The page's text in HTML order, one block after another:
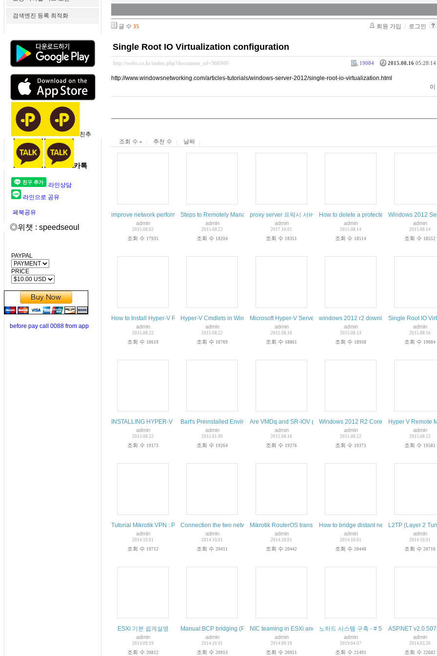
검색엔진 등록 최적화
친추
카톡
라인상담
라인으로 공유
페북공유
◎위챗 : speedseoul
PAYPAL
PRICE
before pay call 0088 from app
글 수 35 회원 가입 로그인
Single Root IO Virtualization configuration
http://webs.co.kr/index.php?document_srl=366900 2015.08.16
19084
http://www.windowsnetworking.com/articles-tutorials/windows-server-2012/single-root-io-virtualization.html
이
조회 수 추천 수 날짜
improve network performance w/ SR-IOV 실제 적용 트러블 슈팅 사례 설정 기본
admin
2015.08.02
조회 수 17935
Steps to Remotely Manage Hyper-V Server 2012 Core
admin
2015.08.22
조회 수 18204
proxy server 프락시 서버 구축 설정 원리
admin
2017.10.01
조회 수 18351
How to delete a protected EFI disk partition
admin
2015.08.14
조회 수 18514
Windows 2012
admin
2015.08.14
조회 수 18552
How to Install Hyper-V Remote Management
admin
2015.08.22
조회 수 18619
Hyper-V Cmdlets in Windows PowerShell
admin
2015.08.22
조회 수 18769
Microsoft Hyper-V Server 2012 R2 and Hyper-V Server 2012
admin
2015.08.16
조회 수 18861
windows 2012 r2 download
admin
2015.08.13
조회 수 18938
Single Root IO
admin
2015.08.16
조회 수 19084
INSTALLING HYPER-V MANAGER ON WINDOWS 7 remote
admin
2015.08.22
조회 수 19173
Bart's Preinstalled Environment (BartPE) bootable live windows CD/DVD
admin
2015.01.09
조회 수 19264
Are VMDq and SR-IOV performing the same function?
admin
2015.08.16
조회 수 19276
Windows 2012 R2 Core – Firewall Rules
admin
2015.08.22
조회 수 19371
Hyper V Remote
admin
2015.08.22
조회 수 19581
Tutorial Mikrotik VPN : Point to Point Tunnel Protocol (PPTP)
admin
2014.10.01
조회 수 19712
Connection the two networks over the Internet into one
admin
2014.10.01
조회 수 20411
Mikrotik RouterOS transparent bridge using PPtP and EoIP
admin
2014.10.01
조회 수 20442
How to bridge distant networks using
admin
2014.10.01
조회 수 20448
L2TP (Layer 2
admin
2014.10.01
조회 수 20716
ESXi 기본 쉽게설명
admin
2014.09.19
조회 수 20812
Manual:BCP bridging (PPP tunnel bridging)
admin
2014.10.01
조회 수 20913
NIC teaming in ESXi and ESX (1004088)
admin
2014.09.19
조회 수 20951
노하드 시스템 구축 - # 5 초보도 쉽게 서버 세
admin
2019.04.07
조회 수 21491
ASP.NET
admin
2014.03.26
조회 수 22682